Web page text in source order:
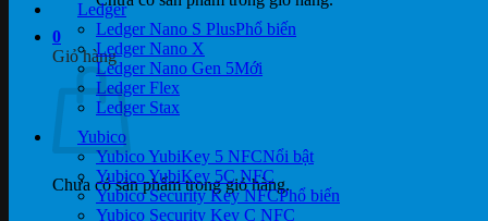
0
Giỏ hàng
Chưa có sản phẩm trong giỏ hàng.
Ledger
Ledger Nano S Plus
Ledger Nano X
Ledger Nano Gen 5
Ledger Flex
Ledger Stax
Yubico
Yubico YubiKey 5 NFC
Yubico YubiKey 5C NFC
Yubico Security Key NFC
Yubico Security Key C NFC